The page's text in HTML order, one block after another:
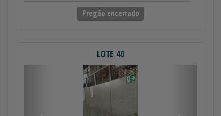
Pregão encerrado
LOTE 40